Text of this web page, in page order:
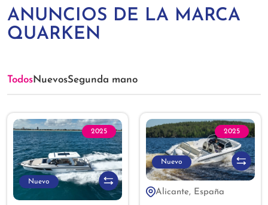
ANUNCIOS DE LA MARCA
QUARKEN
TodosNuevosSegunda mano
2025
Nuevo
2025
Nuevo
Alicante, España